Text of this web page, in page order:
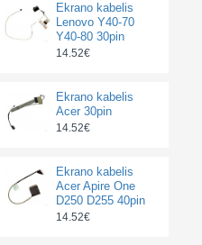
Ekrano kabelis
Lenovo Y40-70
Y40-80 30pin
14.52€
Ekrano kabelis
Acer 30pin
14.52€
Ekrano kabelis
Acer Apire One
D250 D255 40pin
14.52€